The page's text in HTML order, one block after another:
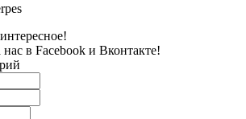
в Facebook и Вконтакте!